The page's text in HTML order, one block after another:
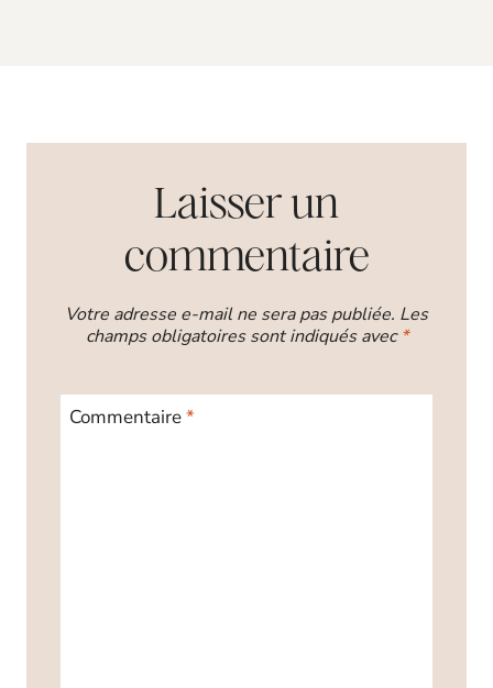
Laisser un
commentaire
Votre adresse e-mail ne sera pas publiée. Les
champs obligatoires sont indiqués avec*
Commentaire*